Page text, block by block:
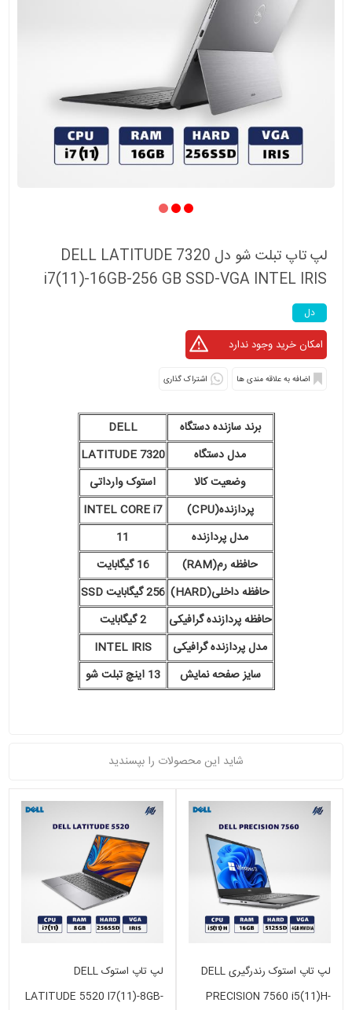
لپ تاپ تبلت شو دل DELL LATITUDE 7320
i7(11)-16GB-256 GB SSD-VGA INTEL IRIS
دل
اشتراک گذاری
برند سازنده دستگاه
DELL
مدل دستگاه
LATITUDE 7320
وضعیت کالا
استوک وارداتی
پردازنده(CPU)
INTEL CORE i7
مدل پردازنده
11
حافظه رم(RAM)
16 گیگابایت
حافظه داخلی(HARD)
256 گیگابایت SSD
حافظه پردازنده گرافیکی
2 گیگابایت
مدل پردازنده گرافیکی
INTEL IRIS
سایز صفحه نمایش
13 اینچ تبلت شو
شاید این محصولات را بپسندید
لپ تاپ استوک رندرگیری DELL
PRECISION 7560 i5(11)H-
لپ تاپ استوک DELL
LATITUDE 5520 I7(11)-8GB-